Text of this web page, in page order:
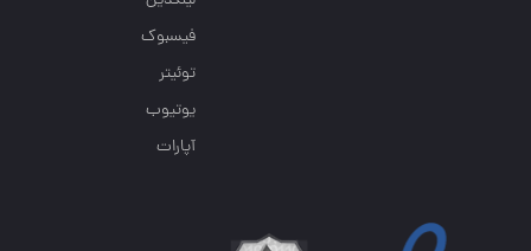
فیسبوک
توئیتر
یوتیوب
آپارات